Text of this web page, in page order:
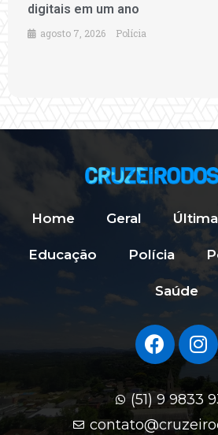
digitais em um ano
agosto 7, 2026 Polícia
Home Geral
Educação Polícia
Saúde
(51) 9 9833